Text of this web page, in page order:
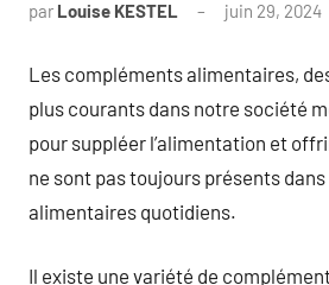
par Louise KESTEL juin 29, 2024
Les compléments alimentaires,
plus courants dans notre société
pour suppléer l’alimentation et
ne sont pas toujours présents
alimentaires quotidiens.
Il existe une variété de